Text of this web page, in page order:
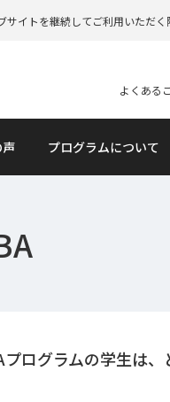
イトを継続してご利用いただく
プログラムについて
よくある
ログラムの学生は